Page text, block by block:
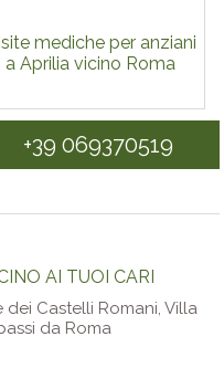
mediche per anziani
a Aprilia vicino Roma
+39 069370519
AI TUOI CARI
Castelli Romani, Villa
da Roma